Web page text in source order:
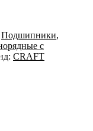
Подшипники,
с
CRAFT